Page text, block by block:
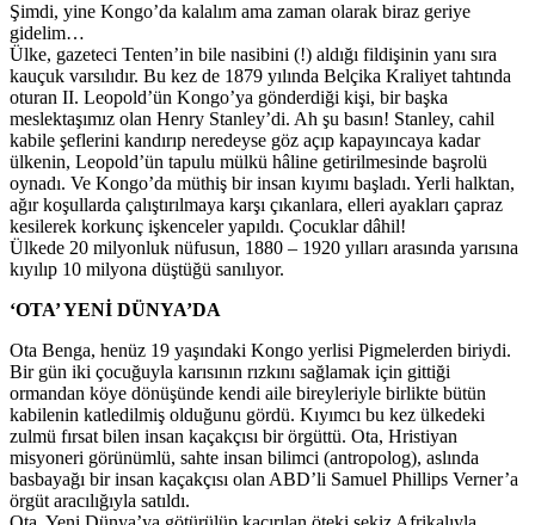
Şimdi, yine Kongo’da kalalım ama zaman olarak biraz geriye
gidelim…
Ülke, gazeteci Tenten’in bile nasibini (!) aldığı fildişinin yanı sıra
kauçuk varsılıdır. Bu kez de 1879 yılında Belçika Kraliyet tahtında
oturan II. Leopold’ün Kongo’ya gönderdiği kişi, bir başka
meslektaşımız olan Henry Stanley’di. Ah şu basın! Stanley, cahil
kabile şeflerini kandırıp neredeyse göz açıp kapayıncaya kadar
ülkenin, Leopold’ün tapulu mülkü hâline getirilmesinde başrolü
oynadı. Ve Kongo’da müthiş bir insan kıyımı başladı. Yerli halktan,
ağır koşullarda çalıştırılmaya karşı çıkanlara, elleri ayakları çapraz
kesilerek korkunç işkenceler yapıldı. Çocuklar dâhil!
Ülkede 20 milyonluk nüfusun, 1880 – 1920 yılları arasında yarısına
kıyılıp 10 milyona düştüğü sanılıyor.
‘OTA’ YENİ DÜNYA’DA
Ota Benga, henüz 19 yaşındaki Kongo yerlisi Pigmelerden biriydi.
Bir gün iki çocuğuyla karısının rızkını sağlamak için gittiği
ormandan köye dönüşünde kendi aile bireyleriyle birlikte bütün
kabilenin katledilmiş olduğunu gördü. Kıyımcı bu kez ülkedeki
zulmü fırsat bilen insan kaçakçısı bir örgüttü. Ota, Hristiyan
misyoneri görünümlü, sahte insan bilimci (antropolog), aslında
basbayağı bir insan kaçakçısı olan ABD’li Samuel Phillips Verner’a
örgüt aracılığıyla satıldı.